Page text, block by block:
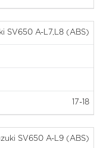
SV650 A-L7,L8 (ABS)
17-18
SV650 A-L9 (ABS)